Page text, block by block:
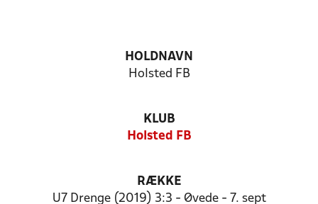
HOLDNAVN
Holsted FB
KLUB
Holsted FB
RÆKKE
U7 Drenge (2019) 3:3 - Øvede - 7. sept